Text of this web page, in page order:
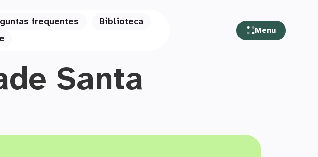
frequentes
Biblioteca
Menu
Santa